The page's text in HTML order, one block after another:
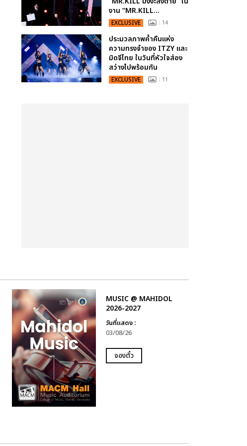
งาน “MR.KILL...
EXCLUSIVE : 14
ประมวลภาพค่ำคืนแห่ง
ความทรงจำของ ITZY และ
มิดจีไทย ในวันที่หัวใจส่อง
สว่างไปพร้อมกัน
EXCLUSIVE : 11
MUSIC @ MAHIDOL
2026-2027
วันที่แสดง :
03/08/26
จองตั๋ว